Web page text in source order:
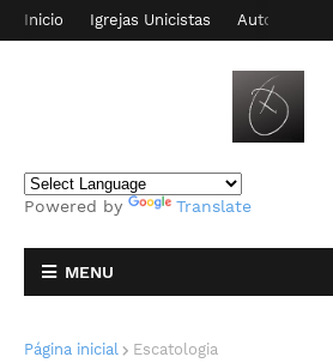
Inicio Igrejas Unicistas Autor do Blog
Powered by Translate
MENU
Página inicial Escatologia